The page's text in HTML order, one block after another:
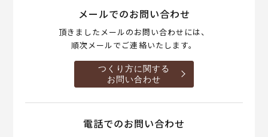
メールでのお問い合わせ
頂きましたメールのお問い合わせには、
順次メールでご連絡いたします。
つくり方に関する
お問い合わせ
電話でのお問い合わせ